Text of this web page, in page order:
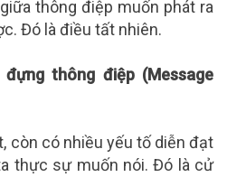
thông điệp muốn phát ra
Đó là điều tất nhiên.
thông điệp (Message
còn có nhiều yếu tố diễn đạt
thực sự muốn nói. Đó là cử